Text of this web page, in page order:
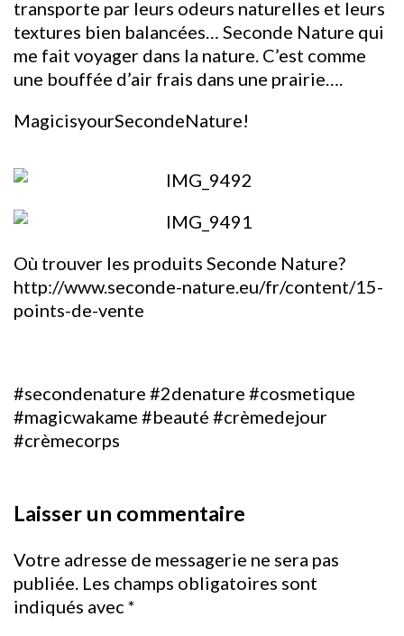
transporte par leurs odeurs naturelles et leurs
textures bien balancées… Seconde Nature qui
me fait voyager dans la nature. C’est comme
une bouffée d’air frais dans une prairie….
MagicisyourSecondeNature!
Où trouver les produits Seconde Nature?
http://www.seconde-nature.eu/fr/content/15-
points-de-vente
#secondenature #2denature #cosmetique
#magicwakame #beauté #crèmedejour
#crèmecorps
Laisser un commentaire
Votre adresse de messagerie ne sera pas
publiée. Les champs obligatoires sont
indiqués avec *